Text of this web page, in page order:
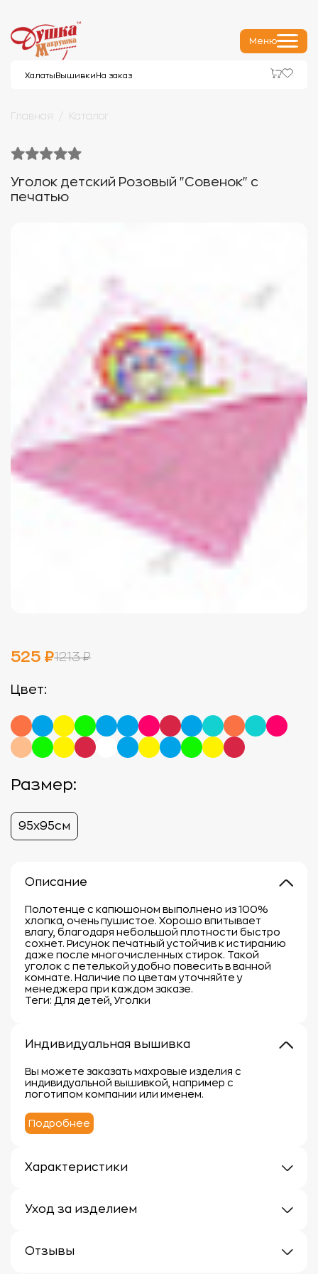
Меню
Халаты Вышивки На заказ
Главная Каталог
Уголок детский Розовый "Совенок" с
печатью
525 ₽1213 ₽
Цвет:
Размер:
95х95см
Описание
Полотенце с капюшоном выполнено из 100%
хлопка, очень пушистое. Хорошо впитывает
влагу, благодаря небольшой плотности быстро
сохнет. Рисунок печатный устойчив к истиранию
даже после многочисленных стирок. Такой
уголок с петелькой удобно повесить в ванной
комнате. Наличие по цветам уточняйте у
менеджера при каждом заказе.
Теги: Для детей, Уголки
Индивидуальная вышивка
Вы можете заказать махровые изделия с
индивидуальной вышивкой, например с
логотипом компании или именем.
Подробнее
Характеристики
Материал: 100% хлопок
Уход за изделием
чтобы сохранить их мягкость, впитывающие
Отзывы